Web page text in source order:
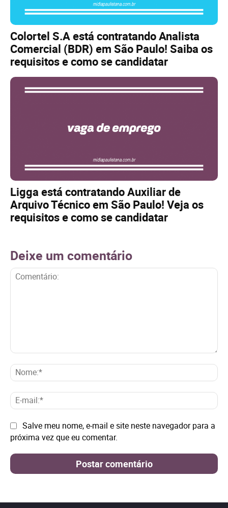
Colortel S.A está contratando Analista
Comercial (BDR) em São Paulo! Saiba os
requisitos e como se candidatar
Ligga está contratando Auxiliar de
Arquivo Técnico em São Paulo! Veja os
requisitos e como se candidatar
Deixe um comentário
E-
Site: Salve meu nome, e-mail e site neste navegador para a
próxima vez que eu comentar.